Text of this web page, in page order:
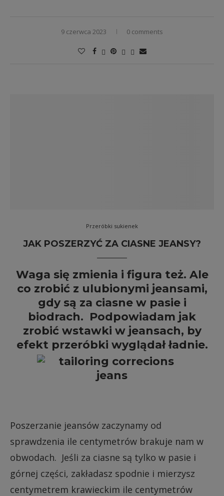
9 czerwca 2023 0 comments
Przeróbki sukienek
JAK POSZERZYĆ ZA CIASNE JEANSY?
Waga się zmienia i figura też. Ale
co zrobić z ulubionymi jeansami,
gdy są za ciasne w pasie i
biodrach. Podpowiadam jak
zrobić wstawki w jeansach, by
efekt przeróbki wyglądał ładnie.
Poszerzanie jeansów zaczynamy od
sprawdzenia ile centymetrów brakuje nam w
obwodach. Jeśli za ciasne są tylko w pasie i
górnej części, zakładasz spodnie i mierzysz
centymetrem krawieckim ile centymetrów